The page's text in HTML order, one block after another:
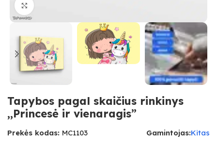
Tapybos pagal skaičius rinkinys
,,Princesė ir vienaragis”
Prekės kodas: MC1103 Gamintojas:Kitas